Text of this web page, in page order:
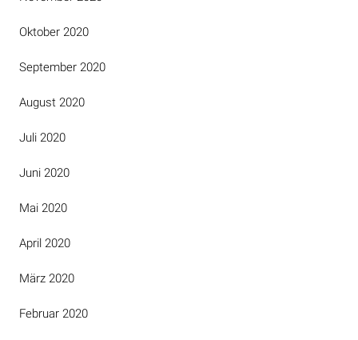
Oktober 2020
September 2020
August 2020
Juli 2020
Juni 2020
Mai 2020
April 2020
März 2020
Februar 2020